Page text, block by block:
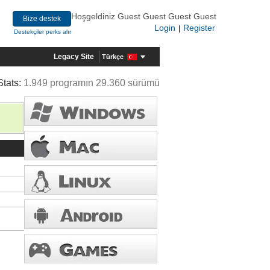
Bize destek
Destekçiler perks alır
Hoşgeldiniz Guest Guest Guest Guest
Login
Register
Legacy Site Türkçe
1.949 programın 29.360 sürümü